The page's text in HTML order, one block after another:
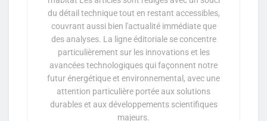
du détail technique tout en restant accessibles,
couvrant aussi bien l'actualité immédiate que
des analyses. La ligne éditoriale se concentre
particulièrement sur les innovations et les
avancées technologiques qui façonnent notre
futur énergétique et environnemental, avec une
attention particulière portée aux solutions
durables et aux développements scientifiques
majeurs.